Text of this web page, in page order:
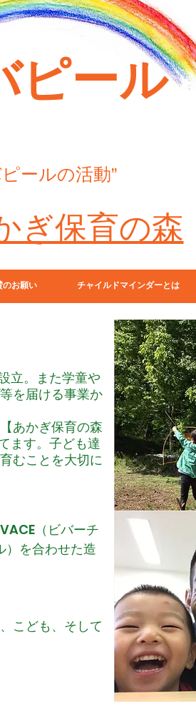
ピール
ールの活動”
ぎ保育の森
のお願い チャイルドマインダーとは
立。また学童や
を届ける事業か
あかぎ保育の森
ます。子ども達
むことを大切に
（ビバーチ
）を合わせた造
こども、そして